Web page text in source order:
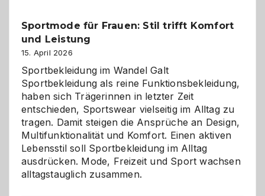
gegen
Chaos
Sportmode für Frauen: Stil trifft Komfort
und Leistung
15. April 2026
Sportbekleidung im Wandel Galt
Sportbekleidung als reine Funktionsbekleidung,
haben sich Trägerinnen in letzter Zeit
entschieden, Sportswear vielseitig im Alltag zu
tragen. Damit steigen die Ansprüche an Design,
Multifunktionalität und Komfort. Einen aktiven
Lebensstil soll Sportbekleidung im Alltag
ausdrücken. Mode, Freizeit und Sport wachsen
alltagstauglich zusammen.